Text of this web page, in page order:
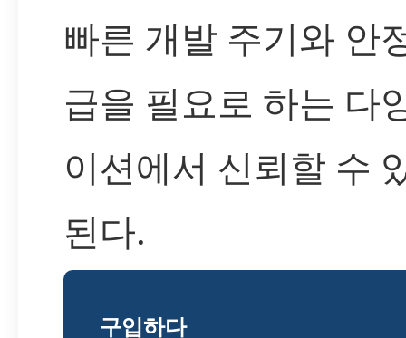
빠른 개발 주기와 안
급을 필요로 하는 다
이션에서 신뢰할 수
된다.
구입하다